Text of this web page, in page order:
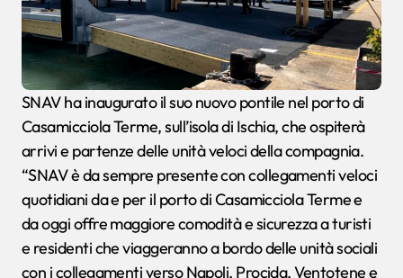
SNAV ha inaugurato il suo nuovo pontile nel porto di
Casamicciola Terme, sull’isola di Ischia, che ospiterà
arrivi e partenze delle unità veloci della compagnia.
“SNAV è da sempre presente con collegamenti veloci
quotidiani da e per il porto di Casamicciola Terme e
da oggi offre maggiore comodità e sicurezza a turisti
e residenti che viaggeranno a bordo delle unità sociali
con i collegamenti verso Napoli, Procida, Ventotene e